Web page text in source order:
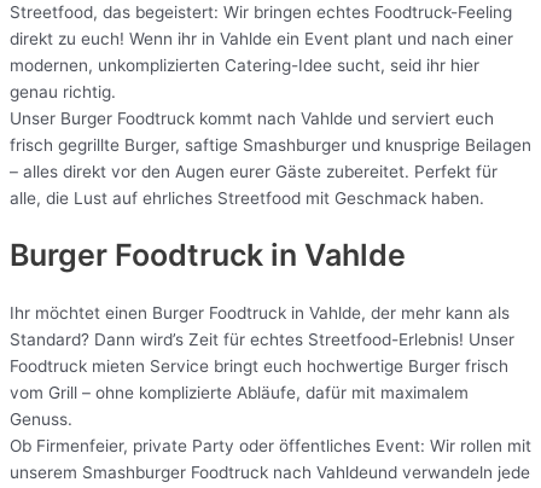
Streetfood, das begeistert: Wir bringen echtes Foodtruck-Feeling
direkt zu euch! Wenn ihr in Vahlde ein Event plant und nach einer
modernen, unkomplizierten Catering-Idee sucht, seid ihr hier
genau richtig.
Unser Burger Foodtruck kommt nach Vahlde und serviert euch
frisch gegrillte Burger, saftige Smashburger und knusprige Beilagen
– alles direkt vor den Augen eurer Gäste zubereitet. Perfekt für
alle, die Lust auf ehrliches Streetfood mit Geschmack haben.
Burger Foodtruck in Vahlde
Ihr möchtet einen Burger Foodtruck in Vahlde, der mehr kann als
Standard? Dann wird’s Zeit für echtes Streetfood-Erlebnis! Unser
Foodtruck mieten Service bringt euch hochwertige Burger frisch
vom Grill – ohne komplizierte Abläufe, dafür mit maximalem
Genuss.
Ob Firmenfeier, private Party oder öffentliches Event: Wir rollen mit
unserem Smashburger Foodtruck nach Vahldeund verwandeln jede